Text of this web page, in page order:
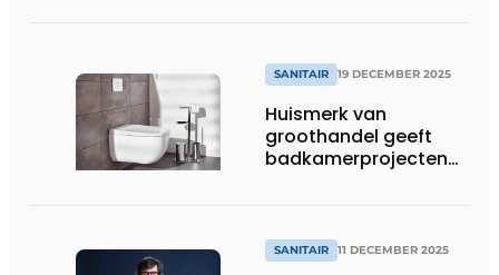
SANITAIR 19 DECEMBER 2025
Huismerk van
groothandel geeft
badkamerprojecten
SANITAIR 11 DECEMBER 2025